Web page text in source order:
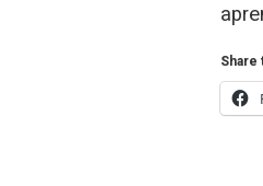
Share